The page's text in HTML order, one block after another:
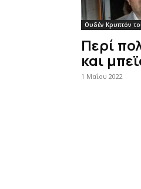
Ουδέν Κρυπτόν
Περί
και
1 Μαΐου 2022